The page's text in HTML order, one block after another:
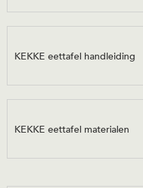
KEKKE eettafel handleiding
KEKKE eettafel materialen